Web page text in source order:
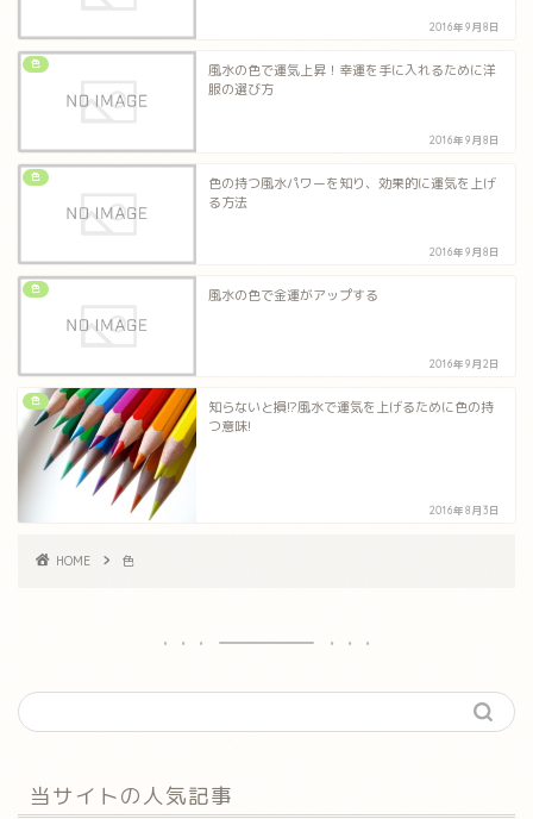
2016年9月8日
色
風水の色で運気上昇！幸運を手に入れるために洋
服の選び方
2016年9月8日
色
色の持つ風水パワーを知り、効果的に運気を上げ
る方法
2016年9月8日
色 風水の色で金運がアップする
2016年9月2日
色
知らないと損!?風水で運気を上げるために色の持
つ意味!
2016年8月3日
HOME 色
当サイトの人気記事